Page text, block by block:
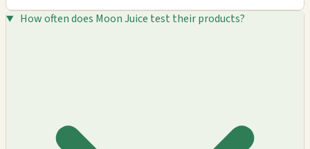
How often does Moon Juice test their products?